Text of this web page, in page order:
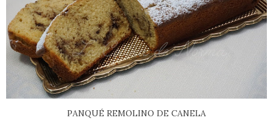
PANQUÉ REMOLINO DE CANELA